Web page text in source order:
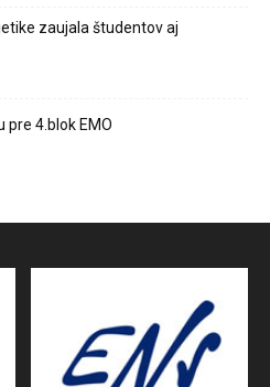
zaujala študentov aj
pre 4.blok EMO